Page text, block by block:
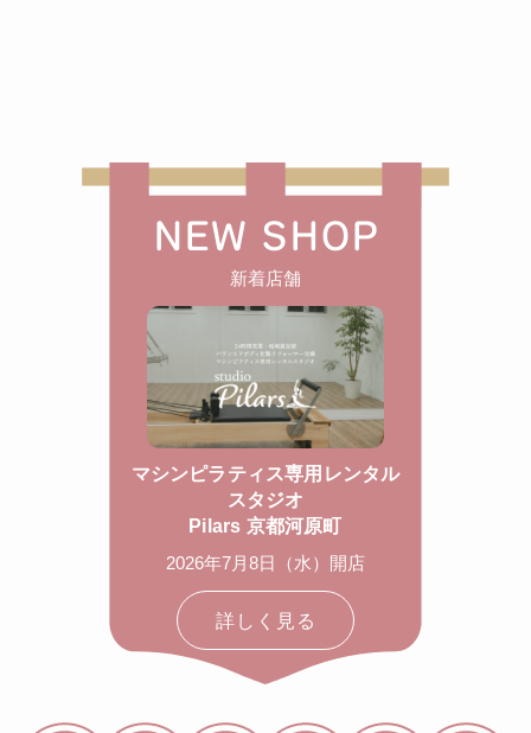
NEW SHOP
新着店舗
マシンピラティス専用レンタル
スタジオ
Pilars 京都河原町
2026年7月8日（水）開店
詳しく見る